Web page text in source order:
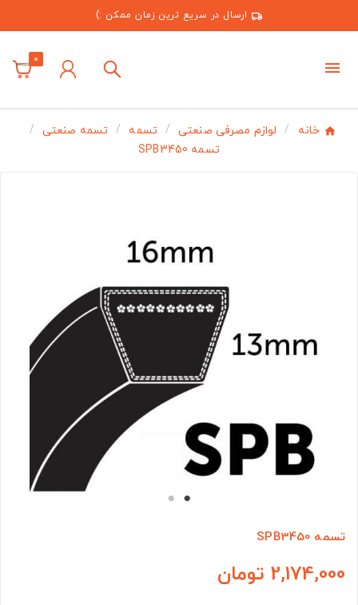
ارسال در سریع ترین زمان ممکن :)
0
خانه لوازم مصرفی صنعتی تسمه
تسمه صنعتی
تسمه SPB3450
تسمه SPB3450
2,174,000 تومان